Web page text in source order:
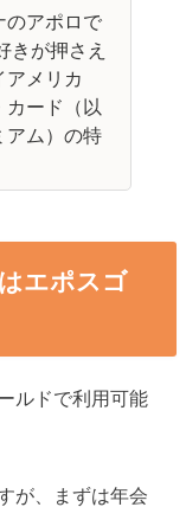
のアポロで
きが押さえ
アメリカ
ード（以
アム）の特
エポスゴ
ルドで利用可能
が、まずは年会